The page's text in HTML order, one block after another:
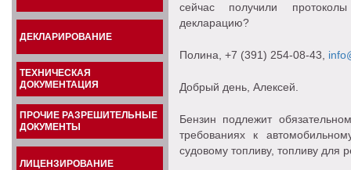
ДЕКЛАРИРОВАНИЕ
ТЕХНИЧЕСКАЯ
ДОКУМЕНТАЦИЯ
ПРОЧИЕ РАЗРЕШИТЕЛЬНЫЕ
ДОКУМЕНТЫ
ЛИЦЕНЗИРОВАНИЕ
сейчас получили
декларацию?
Полина , +7 (391) 254-08-43,
Добрый день, Алексей.
Бензин подлежит
требованиях к
судовому топливу, топливу для